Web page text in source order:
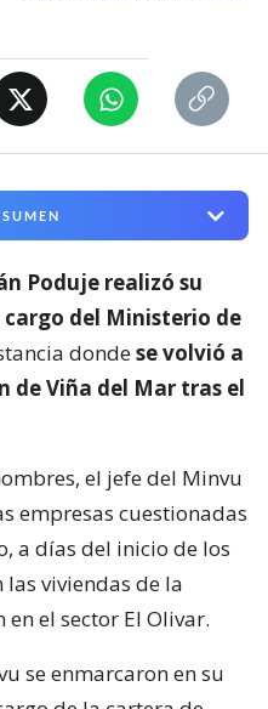
Poduje realizó su
del Ministerio de
dondese volvió a
de Viña del Mar tras el
el jefe del Minvu
empresas cuestionadas
a días del inicio de los
viviendas de la
el sector El Olivar.
se enmarcaron en su